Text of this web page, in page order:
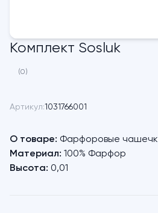
Комплект Sosluk
(0)
Артикул:1031766001
О товаре: Фарфоровые
Материал: 100% Фарфор
Высота: 0,01